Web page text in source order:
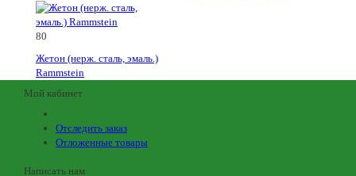
80
Жетон (нерж. сталь, эмаль.)
Rammstein
Мой кабинет
Отследить заказ
Отложенные товары
Написать нам